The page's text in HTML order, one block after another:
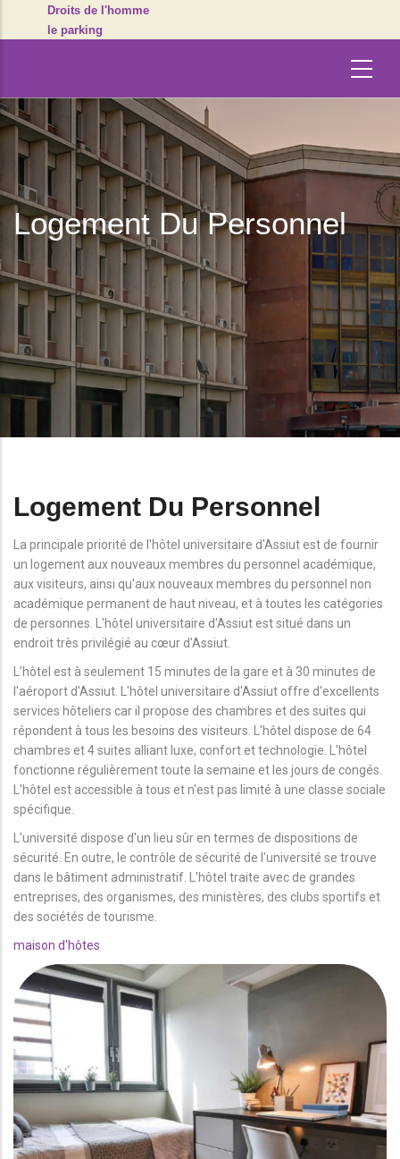
Droits de l'homme
le parking
Logement Du Personnel
Logement Du Personnel
La principale priorité de l'hôtel universitaire d'Assiut est de fournir
un logement aux nouveaux membres du personnel académique,
aux visiteurs, ainsi qu'aux nouveaux membres du personnel non
académique permanent de haut niveau, et à toutes les catégories
de personnes. L'hôtel universitaire d'Assiut est situé dans un
endroit très privilégié au cœur d'Assiut.
L’hôtel est à seulement 15 minutes de la gare et à 30 minutes de
l'aéroport d'Assiut. L'hôtel universitaire d'Assiut offre d'excellents
services hôteliers car il propose des chambres et des suites qui
répondent à tous les besoins des visiteurs. L'hôtel dispose de 64
chambres et 4 suites alliant luxe, confort et technologie. L'hôtel
fonctionne régulièrement toute la semaine et les jours de congés.
L'hôtel est accessible à tous et n'est pas limité à une classe sociale
spécifique.
L'université dispose d'un lieu sûr en termes de dispositions de
sécurité. En outre, le contrôle de sécurité de l'université se trouve
dans le bâtiment administratif. L'hôtel traite avec de grandes
entreprises, des organismes, des ministères, des clubs sportifs et
des sociétés de tourisme.
maison d'hôtes